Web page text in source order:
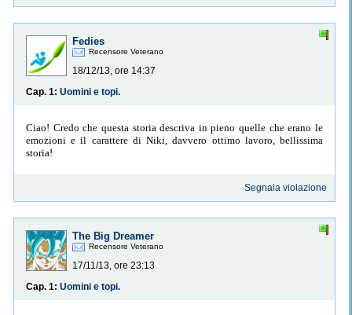
Fedies
Recensore Veterano
18/12/13, ore 14:37
Cap. 1: Uomini e topi.
Ciao! Credo che questa storia descriva in pieno quelle che erano le
emozioni e il carattere di Niki, davvero ottimo lavoro, bellissima
storia!
Segnala violazione
The Big Dreamer
Recensore Veterano
17/11/13, ore 23:13
Cap. 1: Uomini e topi.